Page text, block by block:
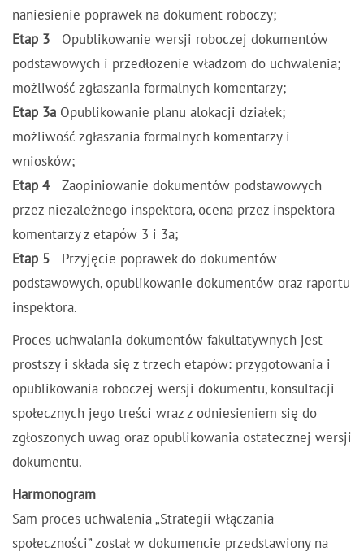
naniesienie poprawek na dokument roboczy;
Etap 3 Opublikowanie wersji roboczej dokumentów
podstawowych i przedłożenie władzom do uchwalenia;
możliwość zgłaszania formalnych komentarzy;
Etap 3a Opublikowanie planu alokacji działek;
możliwość zgłaszania formalnych komentarzy i
wniosków;
Etap 4Zaopiniowanie dokumentów podstawowych
przez niezależnego inspektora, ocena przez inspektora
komentarzy z etapów 3 i 3a;
Etap 5 Przyjęcie poprawek do dokumentów
podstawowych, opublikowanie dokumentów oraz raportu
inspektora.
Proces uchwalania dokumentów fakultatywnych jest
prostszy i składa się z trzech etapów: przygotowania i
opublikowania roboczej wersji dokumentu, konsultacji
społecznych jego treści wraz z odniesieniem się do
zgłoszonych uwag oraz opublikowania ostatecznej wersji
dokumentu.
Harmonogram
Sam proces uchwalenia „Strategii włączania
społeczności” został w dokumencie przedstawiony na